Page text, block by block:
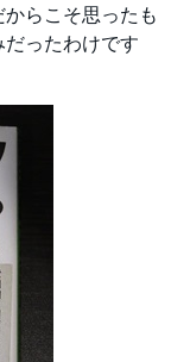
らこそ思ったも
ったわけです